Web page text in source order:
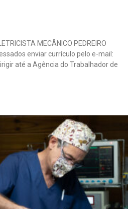
MECÂNICO PEDREIRO
enviar currículo pelo e-mail:
até a Agência do Trabalhador de